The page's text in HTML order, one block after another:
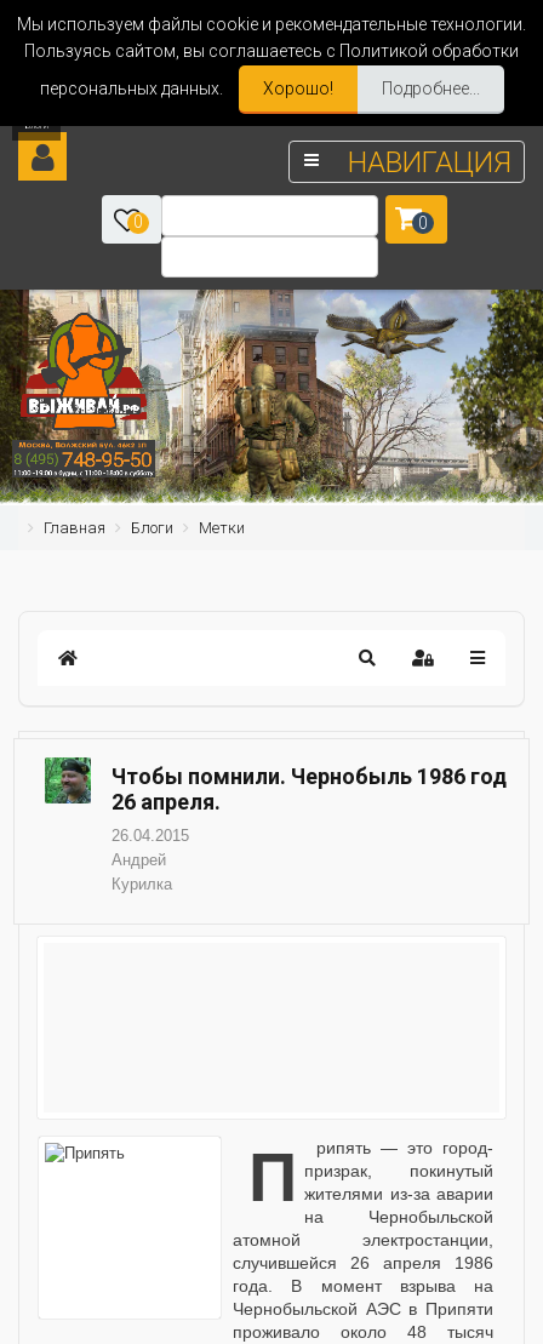
Мы используем файлы cookie и рекомендательные технологии.
Пользуясь сайтом, вы соглашаетесь с Политикой обработки
персональных данных.
Хорошо! Подробнее...
НАВИГАЦИЯ
0 0
Главная Блоги Метки
Чтобы помнили. Чернобыль 1986 год
26 апреля.
26.04.2015
Андрей
Курилка
Припять — это город-
призрак, покинутый
жителями из-за аварии
на Чернобыльской
атомной электростанции,
случившейся 26 апреля 1986
года. В момент взрыва на
Чернобыльской АЭС в Припяти
проживало около 48 тысяч